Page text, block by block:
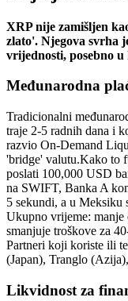
XRP nije zamišljen
zlato'. Njegova svrha
vrijednosti, posebno
Međunarodna
Tradicionalni
traje 2-5 radnih dana i
razvio On-Demand
'bridge' valutu.Kako to
poslati 100,000 USD
na SWIFT, Banka A
5 sekundi, a u Meksiku
Ukupno vrijeme: manje
smanjuje troškove za
Partneri koji koriste ili
(Japan), Tranglo
Likvidnost za